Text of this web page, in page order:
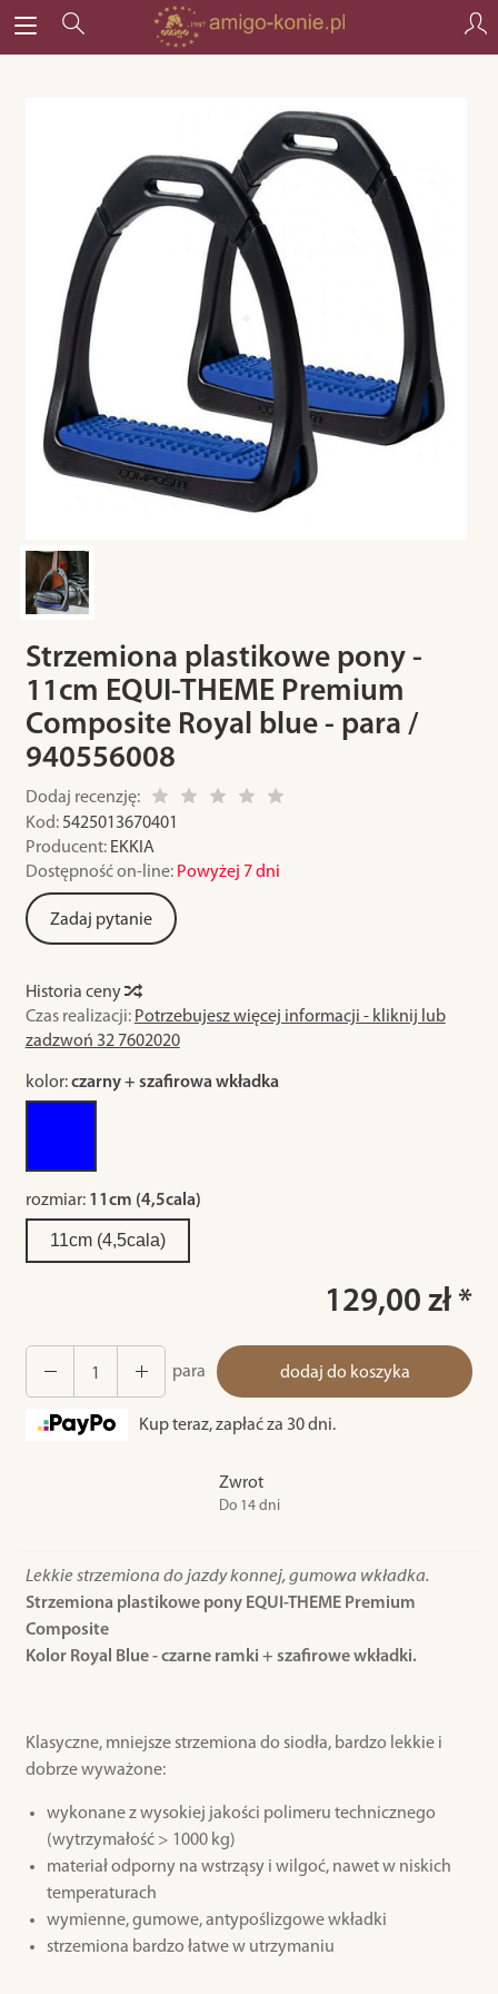
Strzemiona plastikowe pony -
11cm EQUI-THEME Premium
Composite Royal blue - para /
940556008
Dodaj recenzję:
Kod: 5425013670401
Producent: EKKIA
Dostępność on-line: Powyżej 7 dni
Zadaj pytanie
Historia ceny
Czas realizacji: Potrzebujesz więcej informacji - kliknij lub
zadzwoń 32 7602020
kolor:czarny + szafirowa wkładka
rozmiar: 11cm (4,5cala)
11cm (4,5cala)
129,00 zł *
para dodaj do koszyka
Kup teraz, zapłać za 30 dni.
Zwrot
Do 14 dni
Lekkie strzemiona do jazdy konnej, gumowa wkładka.
Strzemiona plastikowe pony EQUI-THEME Premium
Composite
Kolor Royal Blue - czarne ramki + szafirowe wkładki.
Klasyczne, mniejsze strzemiona do siodła, bardzo lekkie i
dobrze wyważone:
wykonane z wysokiej jakości polimeru technicznego
(wytrzymałość > 1000 kg)
materiał odporny na wstrząsy i wilgoć, nawet w niskich
temperaturach
wymienne, gumowe, antypoślizgowe wkładki
strzemiona bardzo łatwe w utrzymaniu